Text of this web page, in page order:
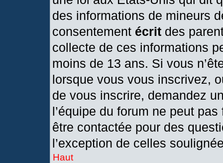
des informations de mineurs
consentement écrit des
collecte de ces informations
moins de 13 ans. Si vous
lorsque vous vous inscrivez,
de vous inscrire, demandez
l’équipe du forum ne peut
être contactée pour des
l’exception de celles
Haut